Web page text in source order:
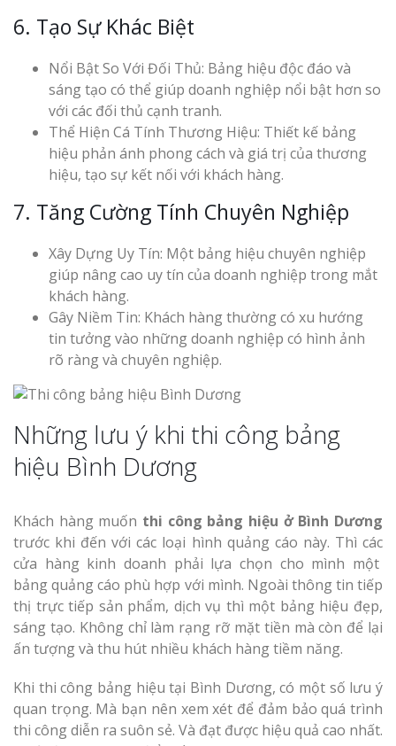
6. Tạo Sự Khác Biệt
Nổi Bật So Với Đối Thủ: Bảng hiệu độc đáo và
sáng tạo có thể giúp doanh nghiệp nổi bật hơn so
với các đối thủ cạnh tranh.
Thể Hiện Cá Tính Thương Hiệu: Thiết kế bảng
hiệu phản ánh phong cách và giá trị của thương
hiệu, tạo sự kết nối với khách hàng.
7. Tăng Cường Tính Chuyên Nghiệp
Xây Dựng Uy Tín: Một bảng hiệu chuyên nghiệp
giúp nâng cao uy tín của doanh nghiệp trong mắt
khách hàng.
Gây Niềm Tin: Khách hàng thường có xu hướng
tin tưởng vào những doanh nghiệp có hình ảnh
rõ ràng và chuyên nghiệp.
Những lưu ý khi thi công bảng
hiệu Bình Dương
Khách hàng muốn thi công bảng hiệu ở Bình Dương
trước khi đến với các loại hình quảng cáo này. Thì các
cửa hàng kinh doanh phải lựa chọn cho mình một
bảng quảng cáo phù hợp với mình. Ngoài thông tin tiếp
thị trực tiếp sản phẩm, dịch vụ thì một bảng hiệu đẹp,
sáng tạo. Không chỉ làm rạng rỡ mặt tiền mà còn để lại
ấn tượng và thu hút nhiều khách hàng tiềm năng.
Khi thi công bảng hiệu tại Bình Dương, có một số lưu ý
quan trọng. Mà bạn nên xem xét để đảm bảo quá trình
thi công diễn ra suôn sẻ. Và đạt được hiệu quả cao nhất.
Làm Bảng
Thuốc Nghệ An Chuẩn
Làm Hộp
Mỏng Nghệ
Hút